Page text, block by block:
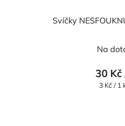
Svíčky
Na
30 Kč
Měrná
3 Kč / 1